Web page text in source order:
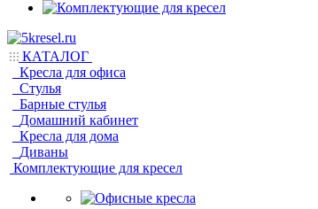
КАТАЛОГ
Кресла для офиса
Стулья
Барные стулья
Домашний кабинет
Кресла для дома
Диваны
Комплектующие для кресел